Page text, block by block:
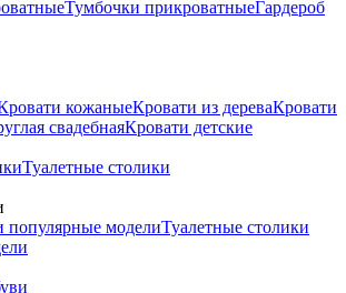
Тумбочки прикроватныеГардероб
кожаныеКровати из дереваКровати
свадебнаяКровати детские
Туалетные столики
популярные моделиТуалетные столики